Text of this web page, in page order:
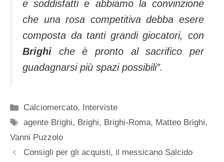
e soddisfatti e abbiamo la convinzione
che una rosa competitiva debba esere
composta da tanti grandi giocatori, con
Brighi che è pronto al sacrifico per
guadagnarsi più spazi possibili”.
Categorie
Calciomercato,
Interviste
Tag
agente Brighi, Brighi, Brighi-Roma, Matteo Brighi,
Vanni Puzzolo
Consigli per gli acquisti, il messicano Salcido